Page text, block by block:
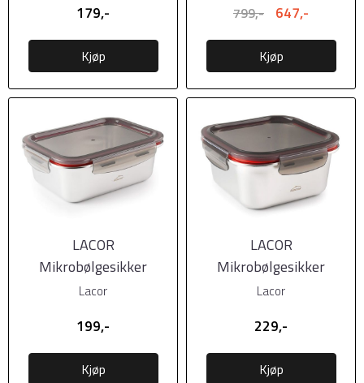
179,-
Kjøp
799,- 647,-
Kjøp
LACOR
Mikrobølgesikker
matboks i stål m/tett
Lacor
199,-
Kjøp
LACOR
Mikrobølgesikker
matboks i stål m/tett
Lacor
229,-
Kjøp